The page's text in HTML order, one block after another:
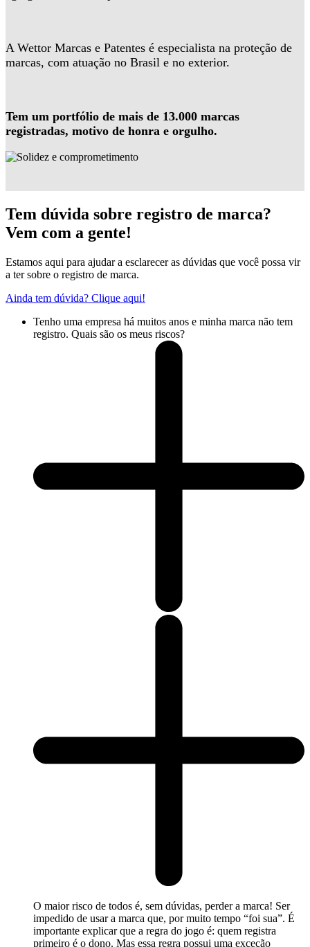
A Wettor Marcas e Patentes é especialista na proteção de
marcas, com atuação no Brasil e no exterior.
Tem um portfólio de mais de 13.000 marcas
registradas, motivo de honra e orgulho.
Tem dúvida sobre registro de marca?
Vem com a gente!
Estamos aqui para ajudar a esclarecer as dúvidas que você possa vir
a ter sobre o registro de marca.
Ainda tem dúvida? Clique aqui!
Tenho uma empresa há muitos anos e minha marca não tem
registro. Quais são os meus riscos?
O maior risco de todos é, sem dúvidas, perder a marca! Ser
impedido de usar a marca que, por muito tempo “foi sua”. É
importante explicar que a regra do jogo é: quem registra
primeiro é o dono. Mas essa regra possui uma exceção